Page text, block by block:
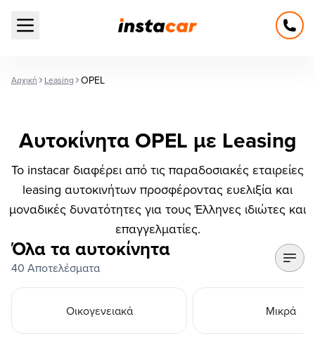
Open main menu
Αρχική Leasing OPEL
Αυτοκίνητα OPEL με Leasing
Το instacar διαφέρει από τις παραδοσιακές εταιρείες
leasing αυτοκινήτων προσφέροντας ευελιξία και
μοναδικές δυνατότητες για τους Έλληνες ιδιώτες και
επαγγελματίες.
Όλα τα αυτοκίνητα
40 Αποτελέσματα
Οικογενειακά Μικρά